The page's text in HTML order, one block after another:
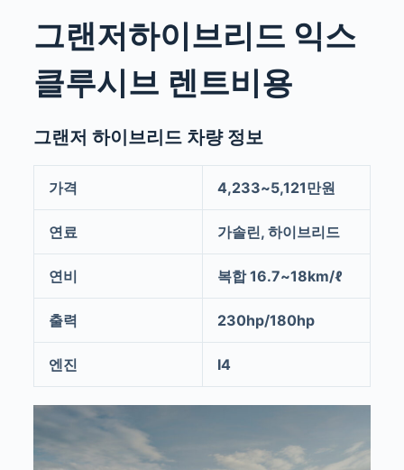
그랜저하이브리드 익스
클루시브 렌트비용
그랜저 하이브리드 차량 정보
가격 4,233~5,121만원
연료 가솔린, 하이브리드
연비 복합 16.7~18km/ℓ
출력 230hp/180hp
엔진 I4